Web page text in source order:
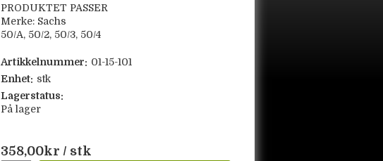
PRODUKTET PASSER
Merke: Sachs
50/A, 50/2, 50/3, 50/4
Artikkelnummer: 01-15-101
Enhet: stk
Lagerstatus:
På lager
358,00kr / stk